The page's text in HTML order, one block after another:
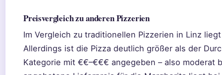
Preisvergleich zu anderen Pizzerien
Im Vergleich zu traditionellen Pizzerien in Linz
Allerdings ist die Pizza deutlich größer als der
Kategorie mit €€–€€€ angegeben – also moderat